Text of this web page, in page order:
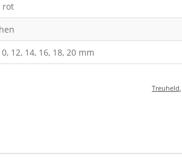
rot
12, 14, 16, 18, 20 mm
Treuheld